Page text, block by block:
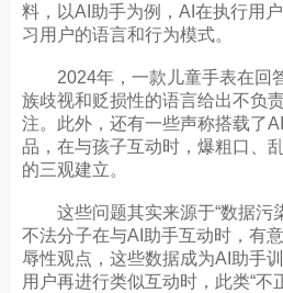
料，以AI助手为例，AI在执行用
习用户的语言和行为模式。
2024年，一款儿童手表在回
族歧视和贬损性的语言给出不负
注。此外，还有一些声称搭载了
品，在与孩子互动时，爆粗口、
的三观建立。
这些问题其实来源于“数据污
不法分子在与AI助手互动时，有
辱性观点，这些数据成为AI助手
用户再进行类似互动时，此类“不